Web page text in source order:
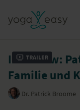
Trailer
Interview:
Familie und
Dr. Patrick Broome